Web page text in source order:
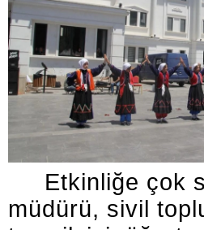
Etkinliğe çok
müdürü, sivil